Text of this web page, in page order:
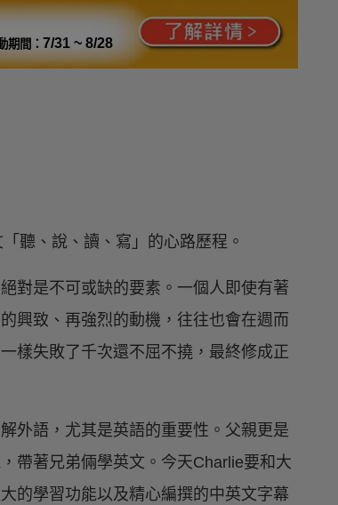
期間： 7/31 ~ 8/28
聽、說、讀、寫」的心路歷程。
對是不可或缺的要素。一個人即使有著
興致、再強烈的動機，往往也會在週而
樣失敗了千次還不屈不撓，最終修成正
外語，尤其是英語的重要性。父親更是
帶著兄弟倆學英文。今天Charlie要和大
的學習功能以及精心編撰的中英文字幕